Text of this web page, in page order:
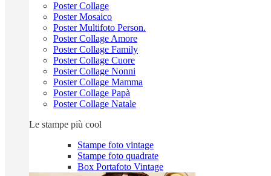
Poster Collage
Poster Mosaico
Poster Multifoto Person.
Poster Collage Amore
Poster Collage Family
Poster Collage Cuore
Poster Collage Nonni
Poster Collage Mamma
Poster Collage Papà
Poster Collage Natale
Le stampe più cool
Stampe foto vintage
Stampe foto quadrate
Box Portafoto Vintage